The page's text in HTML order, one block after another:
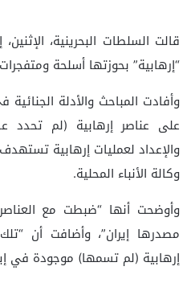
قالت السلطات البحرينية،
“إرهابية” بحوزتها أسلحة
وأفادت المباحث والأدلة
على عناصر إرهابية (لم
والإعداد لعمليات إرهابية
وكالة الأنباء المحلية.
وأوضحت أنها “ضبطت مع
مصدرها إيران”، وأضافت أن
إرهابية (لم تسمها) موجودة في